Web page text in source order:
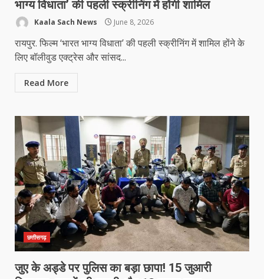
भाग्य विधाता’ की पहली स्क्रीनिंग में होंगी शामिल
Kaala Sach News June 8, 2026
रायपुर. फिल्म ‘भारत भाग्य विधाता’ की पहली स्क्रीनिंग में शामिल होंने के
लिए बॉलीवुड एक्ट्रेस और सांसद...
Read More
छत्तीसगढ़
जुए के अड्डे पर पुलिस का बड़ा छापा! 15 जुआरी